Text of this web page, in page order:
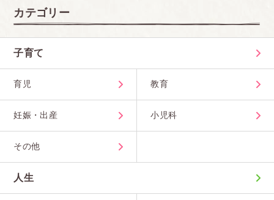
カテゴリー
子育て
育児 教育
妊娠・出産 小児科
その他
人生